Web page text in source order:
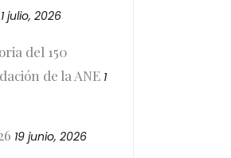
1 julio, 2026
del 150
de la ANE 1
19 junio, 2026